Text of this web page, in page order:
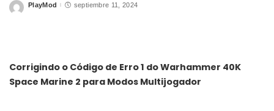
Posted
PlayMod septiembre 11, 2024
Corrigindo o Código de Erro 1 do Warhammer 40K
Space Marine 2 para Modos Multijogador